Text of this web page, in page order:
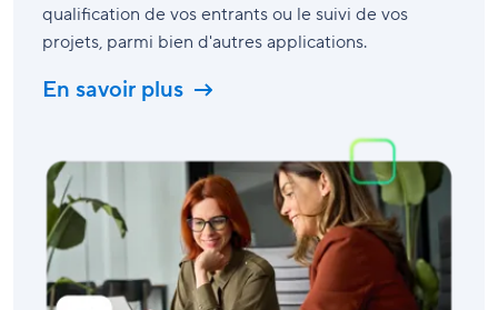
qualification de vos entrants ou le suivi de vos
projets, parmi bien d'autres applications.
En savoir plus